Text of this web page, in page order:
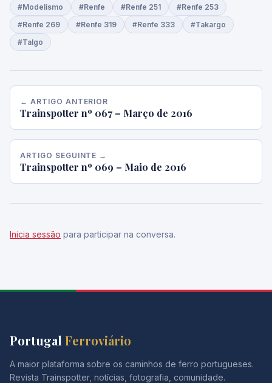
#Modelismo
#Renfe #Renfe 251
#Renfe 253
#Renfe 269
#Renfe 319 #Renfe 333
#Takargo
#Talgo
← ARTIGO ANTERIOR
Trainspotter nº 067 – Março de 2016
ARTIGO SEGUINTE →
Trainspotter nº 069 – Maio de 2016
Inicia sessão para participar na conversa.
Portugal Ferroviário
A maior plataforma sobre os caminhos de ferro portugueses.
Revista Trainspotter, notícias, fotografia, comunidade.